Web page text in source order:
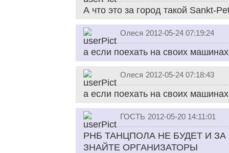
А что это за город такой Sankt-
Олеся 2012-05-24 07:19:24
а если поехать на своих
Олеся 2012-05-24 07:18:43
а если поехать на своих
ГОСТЬ 2012-05-20 14:11:01
РНБ ТАНЦПОЛА НЕ БУДЕТ И
ЗНАЙТЕ ОРГАНИЗАТОРЫ